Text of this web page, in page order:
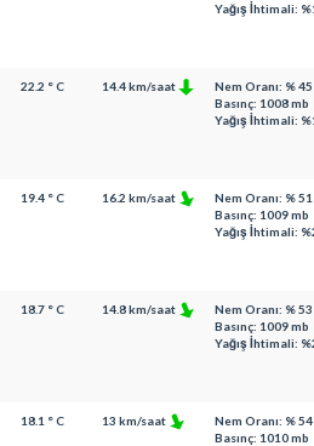
Yağış İhtimali:
22.2 ° C 14.4 km/saat
Nem Oranı: % 45
Basınç: 1008 mb
Yağış İhtimali:
19.4 ° C 16.2 km/saat
Nem Oranı: % 51
Basınç: 1009 mb
Yağış İhtimali:
18.7 ° C 14.8 km/saat
Nem Oranı: % 53
Basınç: 1009 mb
Yağış İhtimali:
18.1 ° C 13 km/saat
Nem Oranı: % 54
Basınç: 1010 mb